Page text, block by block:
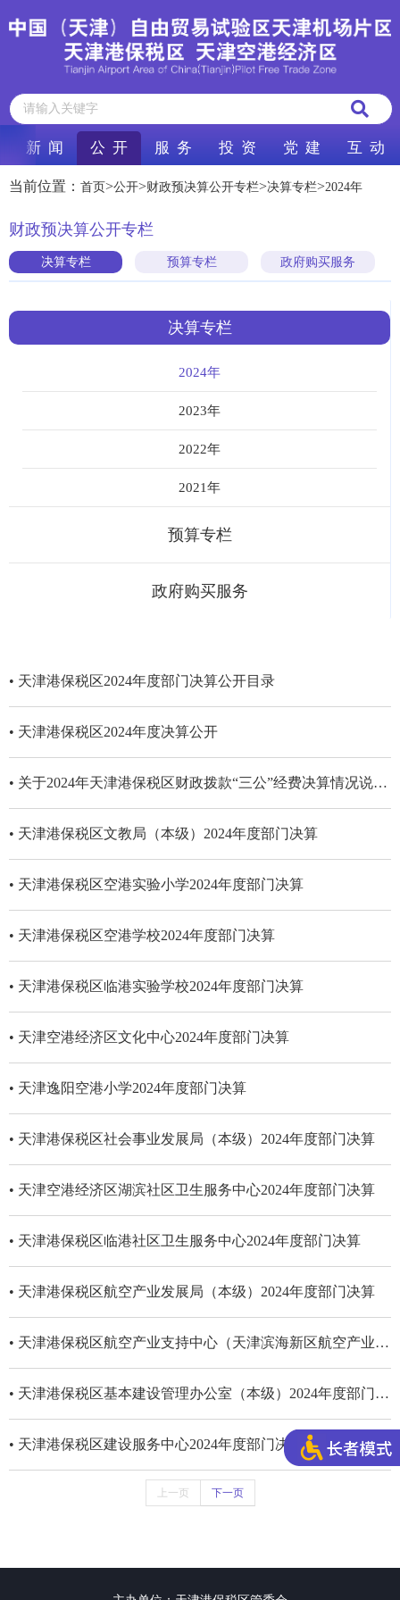
新 闻 公 开 服 务 投 资 党 建 互 动
当前位置： 首页>公开>财政预决算公开专栏>决算专栏>2024年
财政预决算公开专栏
决算专栏 预算专栏 政府购买服务
决算专栏
2024年
2023年
2022年
2021年
预算专栏
政府购买服务
• 天津港保税区2024年度部门决算公开目录
• 天津港保税区2024年度决算公开
• ​关于2024年天津港保税区财政拨款“三公”经费决算情况说明及附表
• 天津港保税区文教局（本级）2024年度部门决算
• 天津港保税区空港实验小学2024年度部门决算
• 天津港保税区空港学校2024年度部门决算
• 天津港保税区临港实验学校2024年度部门决算
• 天津空港经济区文化中心2024年度部门决算
• 天津逸阳空港小学2024年度部门决算
• 天津港保税区社会事业发展局（本级）2024年度部门决算
• 天津空港经济区湖滨社区卫生服务中心2024年度部门决算
• 天津港保税区临港社区卫生服务中心2024年度部门决算
• 天津港保税区航空产业发展局（本级）2024年度部门决算
• 天津港保税区航空产业支持中心（天津滨海新区航空产业生产力促进中心）20...
• 天津港保税区基本建设管理办公室（本级）2024年度部门决算
• 天津港保税区建设服务中心2024年度部门决算
上一页 下一页